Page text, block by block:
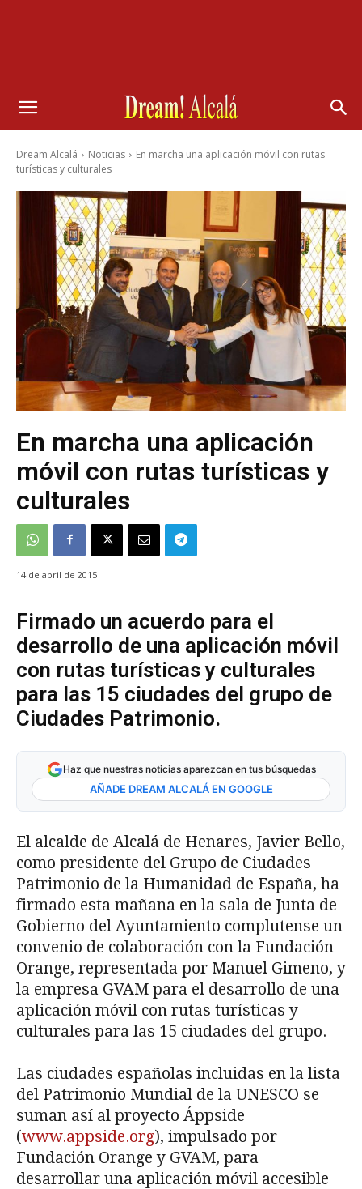
Dream Alcalá Noticias
En marcha una aplicación móvil con rutas
turísticas y culturales
En marcha una aplicación
móvil con rutas turísticas y
culturales
14 de abril de 2015
Firmado un acuerdo para el
desarrollo de una aplicación móvil
con rutas turísticas y culturales
para las 15 ciudades del grupo de
Ciudades Patrimonio.
Haz que nuestras noticias aparezcan en tus búsquedas
AÑADE DREAM ALCALÁ EN GOOGLE
El alcalde de Alcalá de Henares, Javier Bello,
como presidente del Grupo de Ciudades
Patrimonio de la Humanidad de España, ha
firmado esta mañana en la sala de Junta de
Gobierno del Ayuntamiento complutense un
convenio de colaboración con la Fundación
Orange, representada por Manuel Gimeno, y
la empresa GVAM para el desarrollo de una
aplicación móvil con rutas turísticas y
culturales para las 15 ciudades del grupo.
Las ciudades españolas incluidas en la lista
del Patrimonio Mundial de la UNESCO se
suman así al proyecto Áppside
(www.appside.org), impulsado por
Fundación Orange y GVAM, para
desarrollar una aplicación móvil accesible